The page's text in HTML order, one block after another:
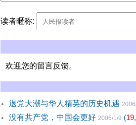
读者暱称:
欢迎您的留言反馈。
退党大潮与华人精英的历史机遇
没有共产党，中国会更好 2006/1/9 (